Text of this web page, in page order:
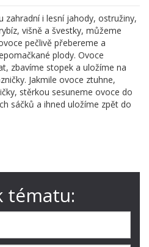
i lesní jahody, ostružiny,
višně a švestky, můžeme
pečlivě přebereme a
plody. Ovoce
zbavíme stopek a uložíme na
Jakmile ovoce ztuhne,
stěrkou sesuneme ovoce do
sáčků a ihned uložíme zpět do
tématu: